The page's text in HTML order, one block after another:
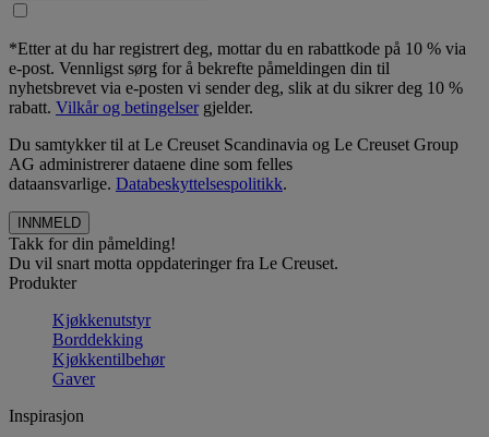
*Etter at du har registrert deg, mottar du en rabattkode på 10 % via
e-post. Vennligst sørg for å bekrefte påmeldingen din til
nyhetsbrevet via e-posten vi sender deg, slik at du sikrer deg 10 %
rabatt. Vilkår og betingelsergjelder.
Du samtykker til at Le Creuset Scandinavia og Le Creuset Group
AG administrerer dataene dine som felles
dataansvarlige. Databeskyttelsespolitikk.
Takk for din påmelding!
Du vil snart motta oppdateringer fra Le Creuset.
Produkter
Kjøkkenutstyr
Borddekking
Kjøkkentilbehør
Gaver
Inspirasjon